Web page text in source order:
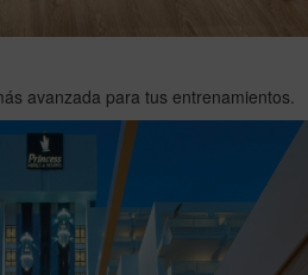
avanzada para tus entrenamientos.